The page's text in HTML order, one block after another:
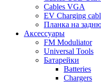
Cables VGA
EV Charging
Планка на
Аксессуары
FM Moduliator
Universal Tools
Батарейки
Batteries
Chargers